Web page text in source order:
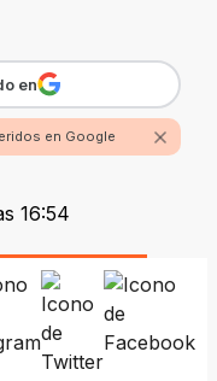
en
en Google
16:54